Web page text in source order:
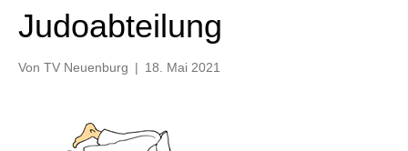
Judoabteilung
Von TV Neuenburg | 18. Mai 2021